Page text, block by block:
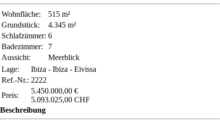
Wohnfläche:
515 m²
Grundstück:
4.345 m²
Schlafzimmer: 6
Badezimmer:
7
Aussicht:
Meerblick
Lage:
Ibiza - Ibiza - Eivissa
Ref.-Nr.: 2222
Preis:
5.450.000,00 €
5.093.025,00 CHF
Beschreibung